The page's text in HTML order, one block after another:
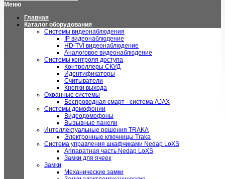
Меню
Главная
Каталог оборудования
Системы видеонаблюдения
IP видеонаблюдение
HD-TVI видеонаблюдение
Аналоговое видеонаблюдение
Системы контроля доступа
Контроллеры СКУД
Идентификаторы
Считыватели
Кнопки выхода
Охранные системы
Беспроводная смарт - система AJAX
Системы домофонии
Видеодомофоны
Вызывные панели
Интеллектуальные решения TRAKA
Электронные ключницы Traka
Система управления шкафчиками Nedap LoXS
Аппаратная часть Nedap LoXS
Замки для ячеек
Замки
Механические замки